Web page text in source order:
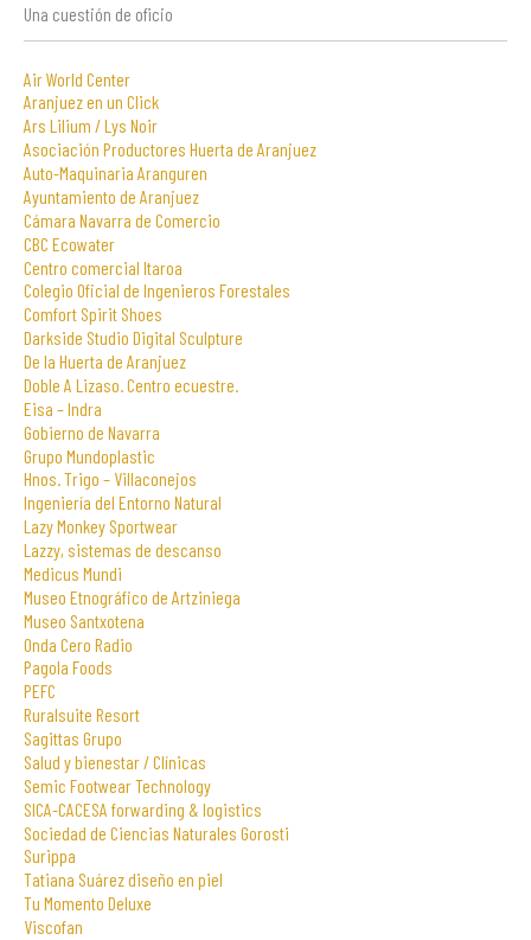
Una cuestión de oficio
Air World Center
Aranjuez en un Click
Ars Lilium / Lys Noir
Asociación Productores Huerta de Aranjuez
Auto-Maquinaria Aranguren
Ayuntamiento de Aranjuez
Cámara Navarra de Comercio
CBC Ecowater
Centro comercial Itaroa
Colegio Oficial de Ingenieros Forestales
Comfort Spirit Shoes
Darkside Studio Digital Sculpture
De la Huerta de Aranjuez
Doble A Lizaso. Centro ecuestre.
Eisa – Indra
Gobierno de Navarra
Grupo Mundoplastic
Hnos. Trigo – Villaconejos
Ingeniería del Entorno Natural
Lazy Monkey Sportwear
Lazzy, sistemas de descanso
Medicus Mundi
Museo Etnográfico de Artziniega
Museo Santxotena
Onda Cero Radio
Pagola Foods
PEFC
Ruralsuite Resort
Sagittas Grupo
Salud y bienestar / Clínicas
Semic Footwear Technology
SICA-CACESA forwarding & logistics
Sociedad de Ciencias Naturales Gorosti
Surippa
Tatiana Suárez diseño en piel
Tu Momento Deluxe
Viscofan